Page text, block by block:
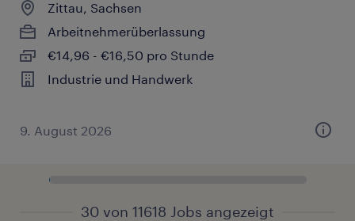
Zittau, Sachsen
Arbeitnehmerüberlassung
€14,96 - €16,50 pro Stunde
Industrie und Handwerk
9. August 2026
30 von 11618 Jobs angezeigt